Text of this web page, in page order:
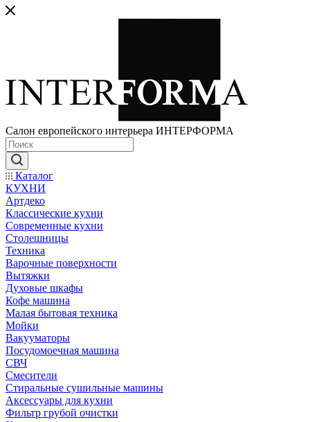
Салон европейского интерьера ИНТЕРФОРМА
Каталог
КУХНИ
Артдеко
Классические кухни
Современные кухни
Столешницы
Техника
Варочные поверхности
Вытяжки
Духовые шкафы
Кофе машина
Малая бытовая техника
Мойки
Вакууматоры
Посудомоечная машина
СВЧ
Смесители
Стиральные сушильные машины
Аксессуары для кухни
Фильтр грубой очистки